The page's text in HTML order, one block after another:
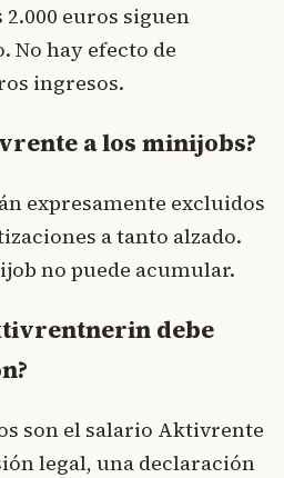
euros siguen
No hay efecto de
ingresos.
a los minijobs?
expresamente excluidos
a tanto alzado.
no puede acumular.
debe
son el salario Aktivrente
legal, una declaración